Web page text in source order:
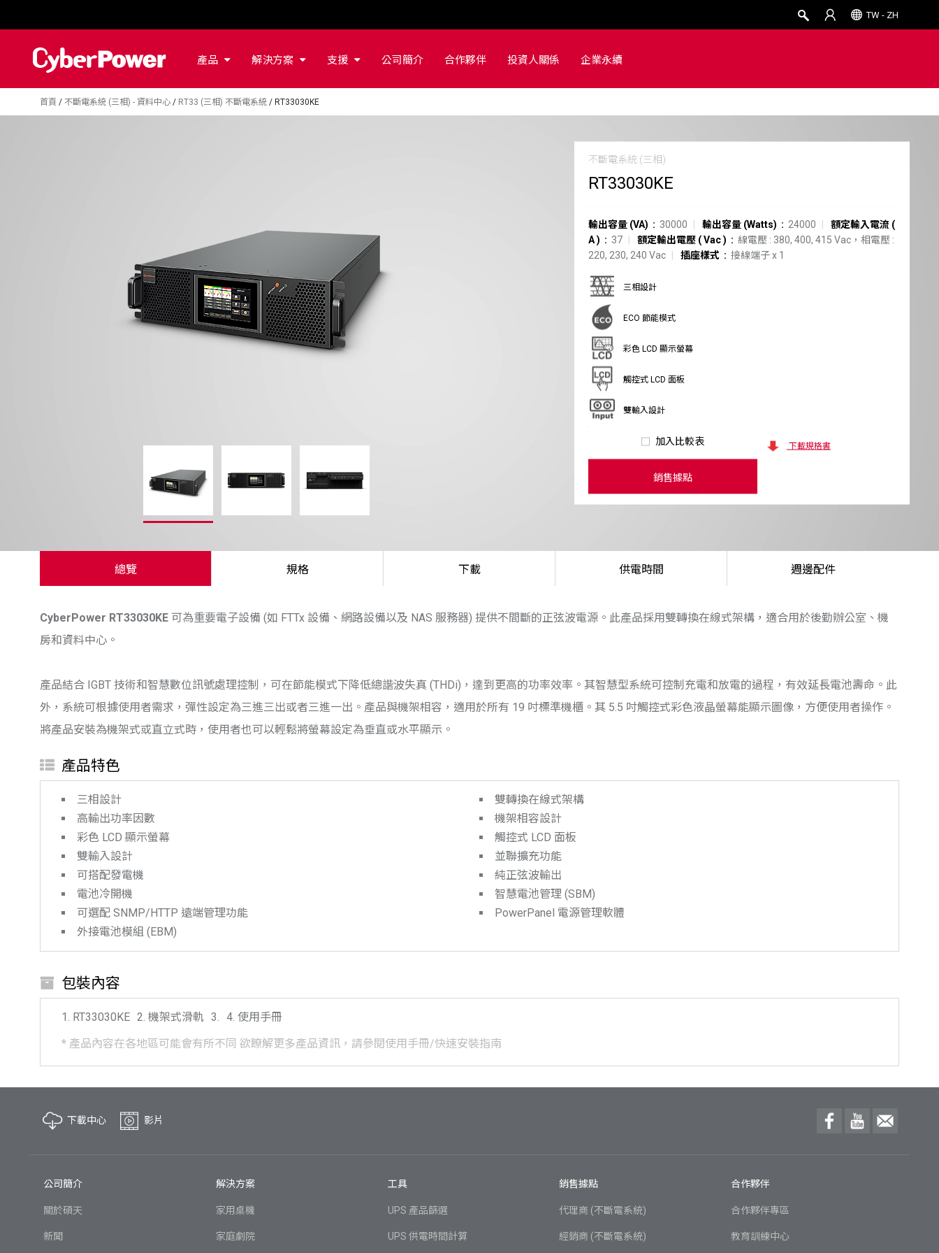
TW - ZH
產品 解決方案 支援 公司簡介 合作夥伴 投資人關係 企業永續
首頁 / 不斷電系統 (三相) - 資料中心 / RT33 (三相) 不斷電系統 / RT33030KE
不斷電系統 (三相)
RT33030KE
輸出容量 (VA) 30000 輸出容量 (Watts) 24000 額定輸入電流 (
A) 37 額定輸出電壓 (Vac)
線電壓 : 380, 400, 415 Vac，相電壓 :
220, 230, 240 Vac
插座樣式 接線端子x 1
三相設計
ECO 節能模式
彩色 LCD 顯示螢幕
觸控式 LCD 面板
雙輸入設計
加入比較表
銷售據點
下載規格書
總覽 規格 下載 供電時間 週邊配件
CyberPower RT33030KE 可為重要電子設備 (如 FTTx 設備、網路設備以及 NAS 服務器) 提供不間斷的正弦波電源。此產品採用雙轉換在線式架構，適合用於後勤辦公室、機
房和資料中心。
產品結合 IGBT 技術和智慧數位訊號處理控制，可在節能模式下降低總諧波失真 (THDi)，達到更高的功率效率。其智慧型系統可控制充電和放電的過程，有效延長電池壽命。此
外，系統可根據使用者需求，彈性設定為三進三出或者三進一出。產品與機架相容，適用於所有 19 吋標準機櫃。其 5.5 吋觸控式彩色液晶螢幕能顯示圖像，方便使用者操作。
將產品安裝為機架式或直立式時，使用者也可以輕鬆將螢幕設定為垂直或水平顯示。
產品特色
三相設計
高輸出功率因數
彩色 LCD 顯示螢幕
雙輸入設計
可搭配發電機
電池冷開機
可選配 SNMP/HTTP 遠端管理功能
外接電池模組 (EBM)
雙轉換在線式架構
機架相容設計
觸控式 LCD 面板
並聯擴充功能
純正弦波輸出
智慧電池管理 (SBM)
PowerPanel 電源管理軟體
包裝內容
RT33030KE 機架式滑軌
使用手冊
* 產品內容在各地區可能會有所不同 欲瞭解更多產品資訊，請參閱使用手冊/快速安裝指南
下載中心 影片
公司簡介
關於碩天
新聞
解決方案
家用桌機
家庭劇院
工具
UPS 產品篩選
UPS 供電時間計算
銷售據點
代理商 (不斷電系統)
經銷商 (不斷電系統)
合作夥伴
合作夥伴專區
教育訓練中心